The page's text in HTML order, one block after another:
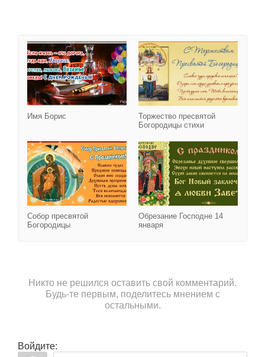
Имя Борис
Имя Борис
Торжество пресвятой
Богородицы стихи
Собор пресвятой
Богородицы
Собор пресвятой
Обрезание Господне 14
января
Никто не решился оставить свой комментарий.
Будь-те первым, поделитесь мнением с
остальными.
Войдите: